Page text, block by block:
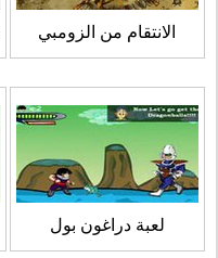
الانتقام من الزومبي
لعبة دراغون بول